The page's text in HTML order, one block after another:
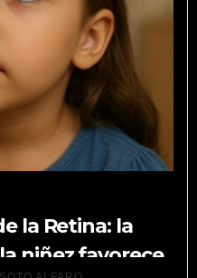
la Retina: la
niñez favorece